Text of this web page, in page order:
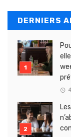
DERNIERS